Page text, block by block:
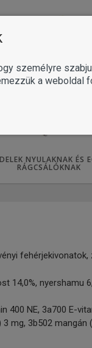
NYULAKNAK ÉS
RÁGCSÁLÓKNAK
14,0%, nyershamu
400 NE, 3a700
mg, 3b502
személyre
a weboldal